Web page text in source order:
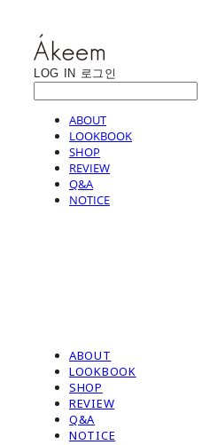
LOG IN 로그인
ABOUT
LOOKBOOK
SHOP
REVIEW
Q&A
NOTICE
ABOUT
LOOKBOOK
SHOP
REVIEW
Q&A
NOTICE